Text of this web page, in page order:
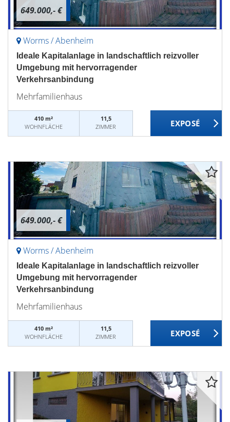
649.000,- €
Worms / Abenheim
Ideale Kapitalanlage in landschaftlich reizvoller
Umgebung mit hervorragender
Verkehrsanbindung
Mehrfamilienhaus
410 m²
WOHNFLÄCHE
11,5
ZIMMER
649.000,- €
Worms / Abenheim
Ideale Kapitalanlage in landschaftlich reizvoller
Umgebung mit hervorragender
Verkehrsanbindung
Mehrfamilienhaus
410 m²
WOHNFLÄCHE
11,5
ZIMMER